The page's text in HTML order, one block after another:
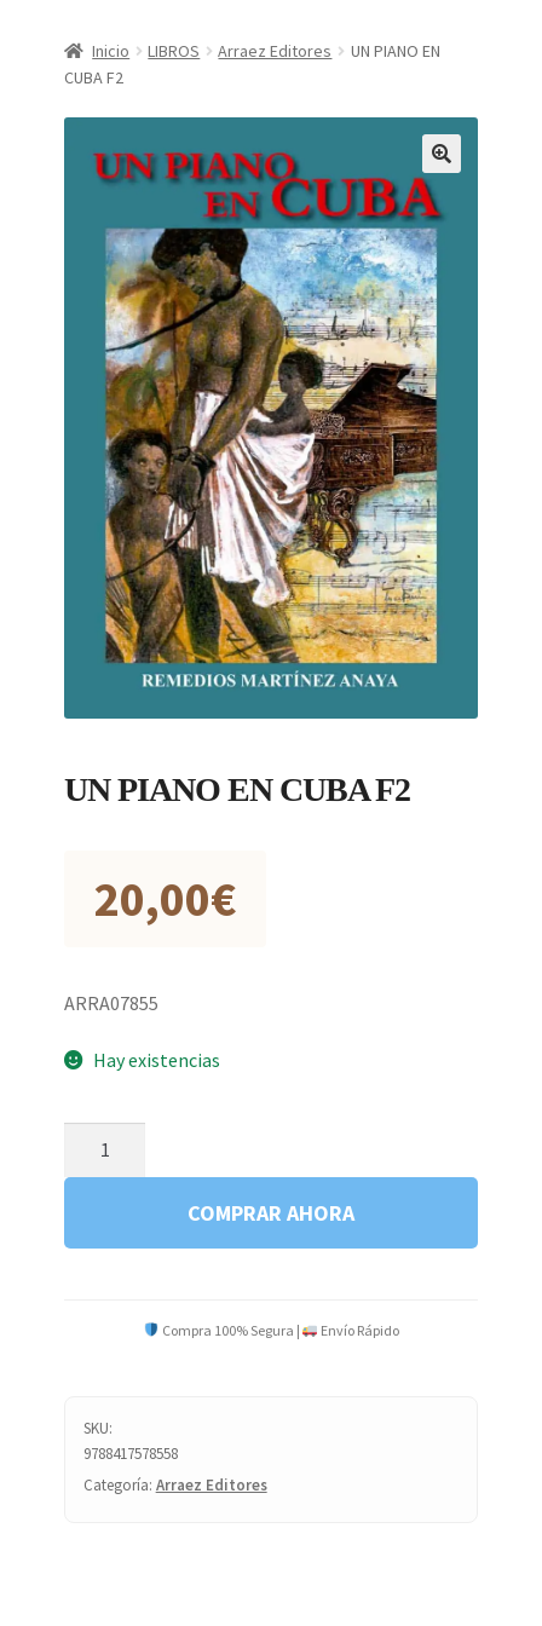
Finalizar compra
Mi cuenta
Política de Privacidad
Inicio LIBROS Arraez Editores
UN PIANO EN
CUBA F2
UN PIANO EN CUBA F2
20,00€
ARRA07855
Hay existencias
F2
COMPRAR AHORA
Compra 100% Segura | Envío Rápido
SKU:
9788417578558
Categoría: Arraez Editores